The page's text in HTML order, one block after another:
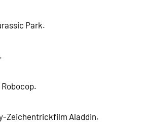
Park.
Zeichentrickfilm Aladdin.